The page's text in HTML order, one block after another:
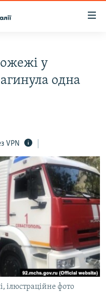
у
одна
VPN
ілюстраційне фото